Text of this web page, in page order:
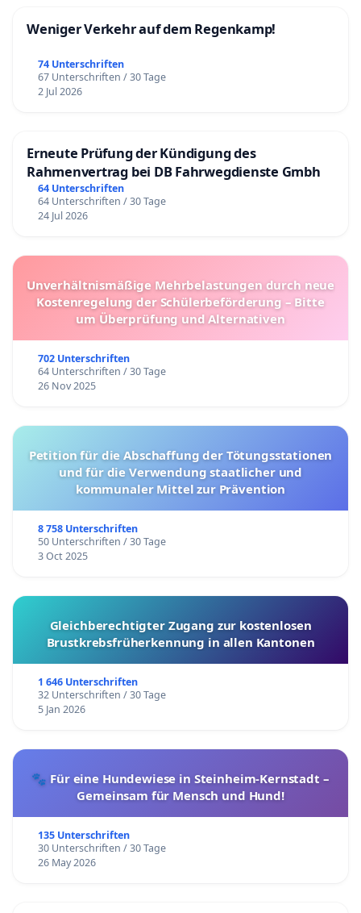
Weniger Verkehr auf dem Regenkamp!
74 Unterschriften
67 Unterschriften / 30 Tage
2 Jul 2026
Erneute Prüfung der Kündigung des
Rahmenvertrag bei DB Fahrwegdienste Gmbh
64 Unterschriften
64 Unterschriften / 30 Tage
24 Jul 2026
Unverhältnismäßige Mehrbelastungen durch neue
Kostenregelung der Schülerbeförderung – Bitte
um Überprüfung und Alternativen
702 Unterschriften
64 Unterschriften / 30 Tage
26 Nov 2025
Petition für die Abschaffung der Tötungsstationen
und für die Verwendung staatlicher und
kommunaler Mittel zur Prävention
8 758 Unterschriften
50 Unterschriften / 30 Tage
3 Oct 2025
Gleichberechtigter Zugang zur kostenlosen
Brustkrebsfrüherkennung in allen Kantonen
1 646 Unterschriften
32 Unterschriften / 30 Tage
5 Jan 2026
🐾 Für eine Hundewiese in Steinheim-Kernstadt –
Gemeinsam für Mensch und Hund!
135 Unterschriften
30 Unterschriften / 30 Tage
26 May 2026